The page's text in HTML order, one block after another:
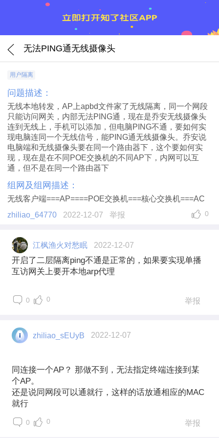
无法PING通无线摄像头
用户隔离
问题描述：
无线本地转发，AP上apbd文件家了无线隔离，同一个网段
只能访问网关，内部无法PING通，现在是乔安无线摄像头
连到无线上，手机可以添加，但电脑PING不通，要如何实
现电脑连同一个无线信号，能PING通无线摄像头。乔安说
电脑端和无线摄像头要在同一个路由器下，这个要如何实
现，现在是在不同POE交换机的不同AP下，内网可以互
通，但不是在同一个路由器下
组网及组网描述：
无线客户端===AP====POE交换机===核心交换机===AC
zhiliao_64770
2022-12-07 举报 0
江枫渔火对愁眠 2022-12-07
开启了二层隔离ping不通是正常的，如果要实现单播
互访网关上要开本地arp代理
0 0 举报
zhiliao_sEUyB 2022-12-07
同连接一个AP？ 那做不到，无法指定终端连接到某
个AP。
还是说同网段可以通就行，这样的话放通相应的MAC
就行
0 0 举报